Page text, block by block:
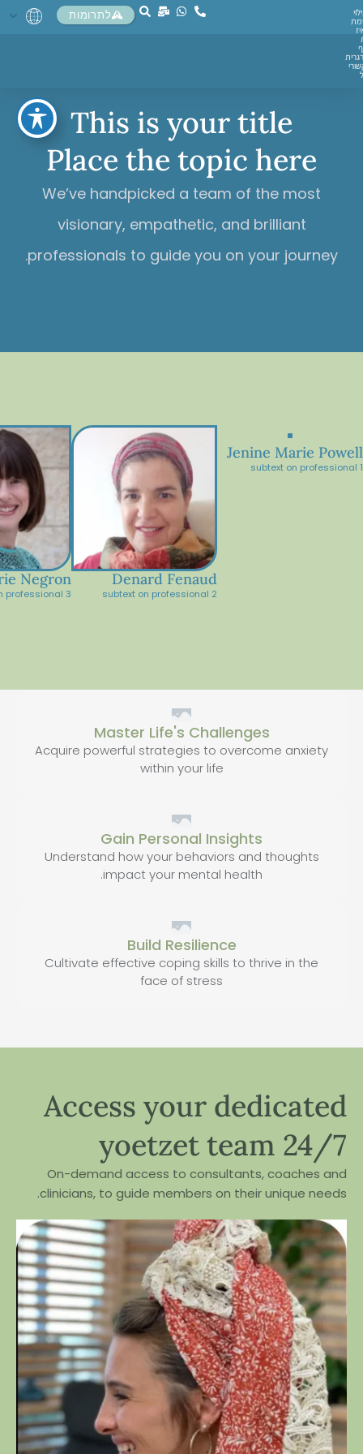
לתרומות
This is your title
Place the topic here
We’ve handpicked a team of the most
visionary, empathetic, and brilliant
professionals to guide you on your journey.
Jenine Marie Powell
subtext on professional 1
Denard Fenaud
subtext on professional 2
Negron
professional 3
Master Life's Challenges
Acquire powerful strategies to overcome anxiety
within your life
Gain Personal Insights
Understand how your behaviors and thoughts
impact your mental health.
Build Resilience
Cultivate effective coping skills to thrive in the
face of stress
Access your dedicated
yoetzet team 24/7
On-demand access to consultants, coaches and
clinicians, to guide members on their unique needs.